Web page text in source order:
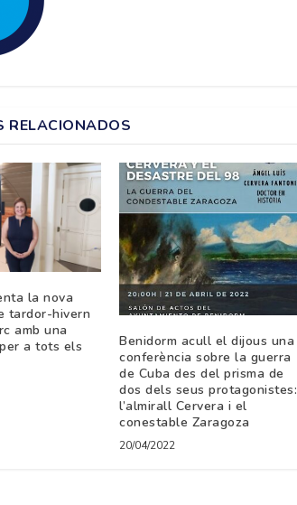
RELACIONADOS
la nova
tardor-hivern
amb una
a tots els
Benidorm acull el dijous una
conferència sobre la guerra
de Cuba des del prisma de
dos dels seus protagonistes:
l’almirall Cervera i el
conestable Zaragoza
20/04/2022